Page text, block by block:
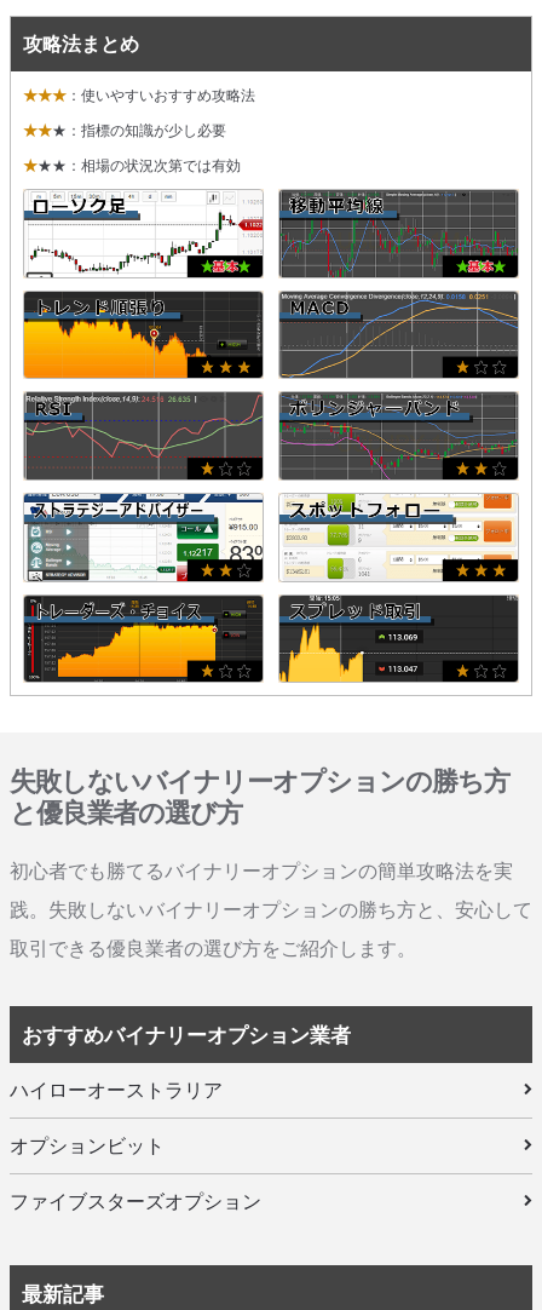
攻略法まとめ
★★★ ：使いやすいおすすめ攻略法
★★★：指標の知識が少し必要
★★★：相場の状況次第では有効
失敗しないバイナリーオプションの勝ち方
と優良業者の選び方
初心者でも勝てるバイナリーオプションの簡単攻略法を実
践。失敗しないバイナリーオプションの勝ち方と、安心して
取引できる優良業者の選び方をご紹介します。
おすすめバイナリーオプション業者
ハイローオーストラリア
オプションビット
ファイブスターズオプション
最新記事